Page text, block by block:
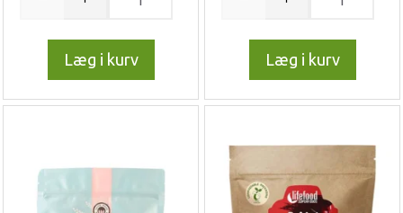
Læg i kurv Læg i kurv